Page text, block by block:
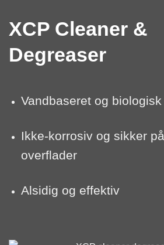
XCP Cleaner &
Degreaser
Vandbaseret og
Ikke-korrosiv og sikker
overflader
Alsidig og effektiv